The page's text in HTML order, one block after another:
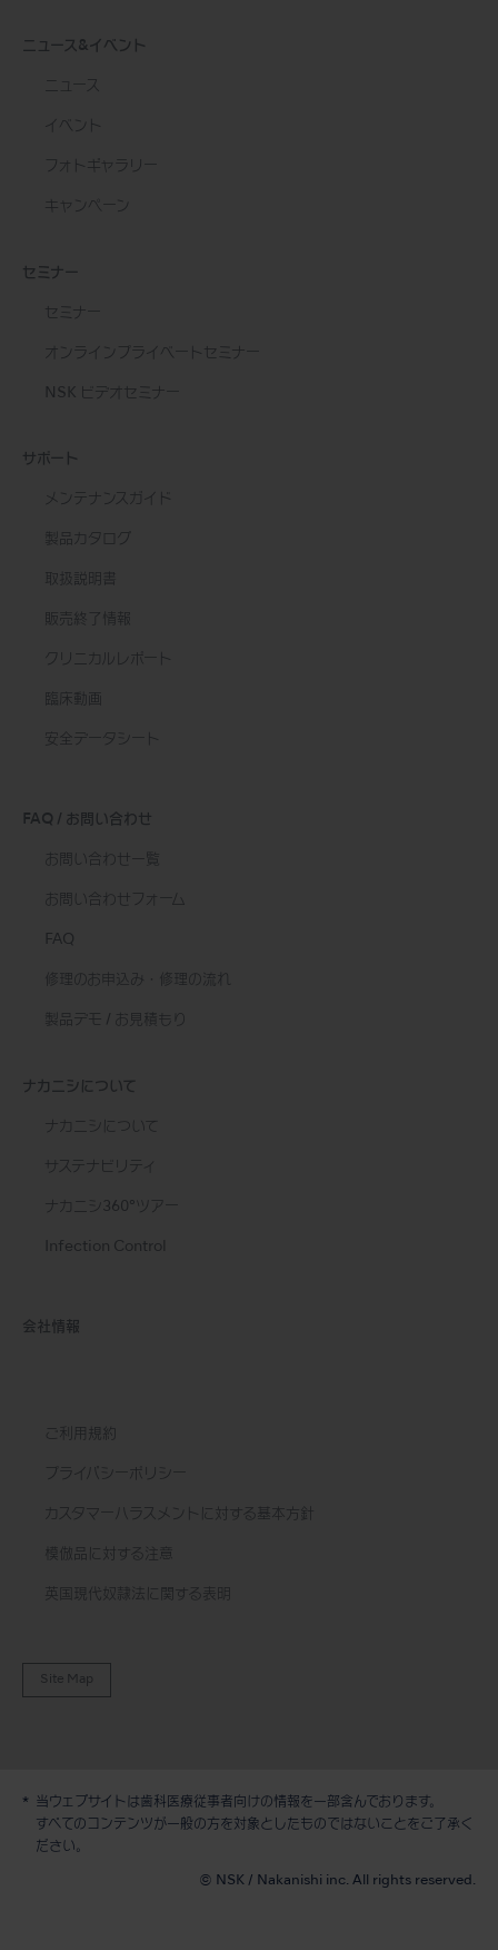
デモ / 見積依頼
ニュース&イベント
ニュース
イベント
フォトギャラリー
キャンペーン
セミナー
セミナー
オンラインプライベートセミナー
NSK ビデオセミナー
サポート
メンテナンスガイド
製品カタログ
取扱説明書
販売終了情報
クリニカルレポート
臨床動画
安全データシート
FAQ / お問い合わせ
お問い合わせ一覧
お問い合わせフォーム
FAQ
修理のお申込み・修理の流れ
製品デモ / お見積もり
ナカニシについて
ナカニシについて
サステナビリティ
ナカニシ360°ツアー
Infection Control
会社情報
ご利用規約
プライバシーポリシー
カスタマーハラスメントに対する基本方針
模倣品に対する注意
英国現代奴隷法に関する表明
Site Map
当ウェブサイトは歯科医療従事者向けの情報を一部含んでおります。
すべてのコンテンツが一般の方を対象としたものではないことをご了承く
ださい。
© NSK / Nakanishi inc. All rights reserved.